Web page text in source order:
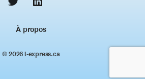
À propos
© 2026 l‑express.ca